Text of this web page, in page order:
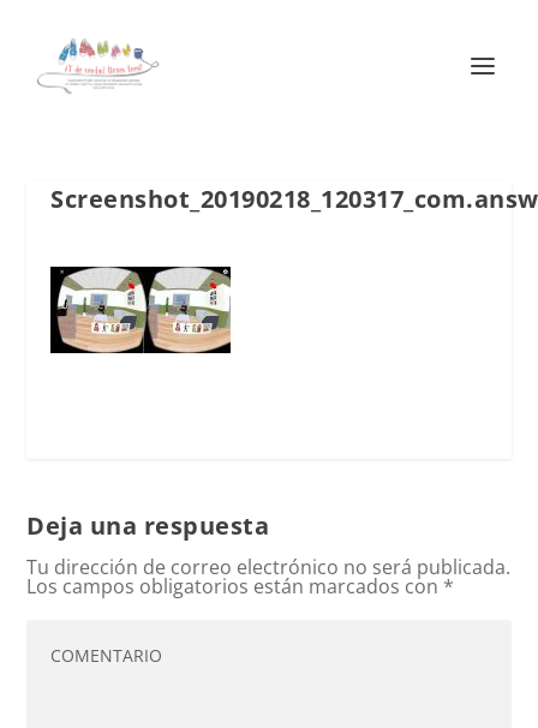
Deja una respuesta
Tu dirección de correo electrónico no será publicada.
Los campos obligatorios están marcados con *